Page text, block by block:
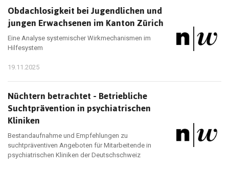
Obdachlosigkeit bei Jugendlichen und
jungen Erwachsenen im Kanton Zürich
Eine Analyse systemischer Wirkmechanismen im
Hilfesystem
19.11.2025
Nüchtern betrachtet - Betriebliche
Suchtprävention in psychiatrischen
Kliniken
Bestandaufnahme und Empfehlungen zu
suchtpräventiven Angeboten für Mitarbeitende in
psychiatrischen Kliniken der Deutschschweiz